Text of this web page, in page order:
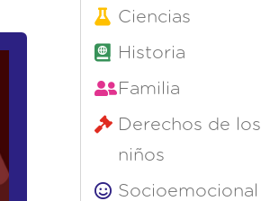
Ciencias
Historia
Familia
Derechos de los
niños
Socioemocional